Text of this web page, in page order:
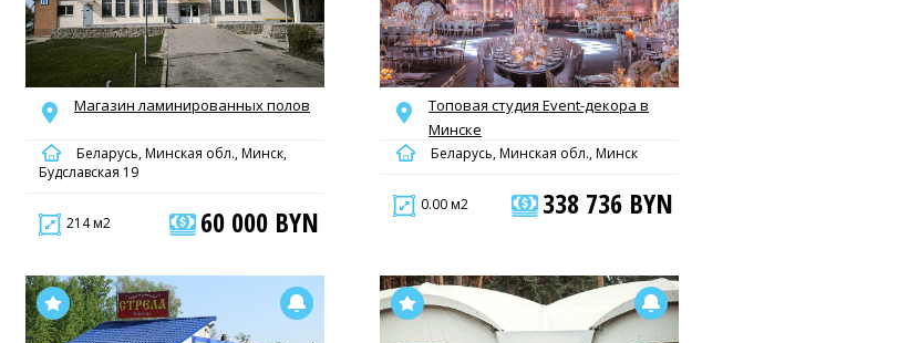
Магазин ламинированных полов
Беларусь, Минская обл., Минск,
Будславская 19
214 м2 60 000 BYN
Топовая студия Event-декора в
Минске
Беларусь, Минская обл., Минск
0.00 м2 338 736 BYN